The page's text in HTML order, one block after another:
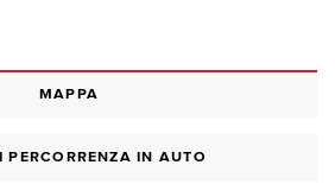
MAPPA
PERCORRENZA IN AUTO